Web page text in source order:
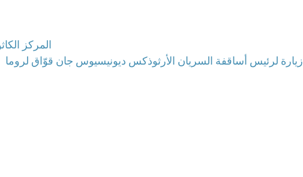
المركز
زيارة لرئيس أساقفة السريان الأرثوذكس ديونيسيوس جان قوّاق لروما